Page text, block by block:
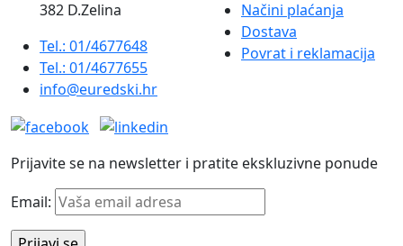
382 D.Zelina
Tel.: 01/4677648
Tel.: 01/4677655
info@euredski.hr
Načini plaćanja
Dostava
Povrat i reklamacija
Prijavite se na newsletter i pratite ekskluzivne ponude
Email: